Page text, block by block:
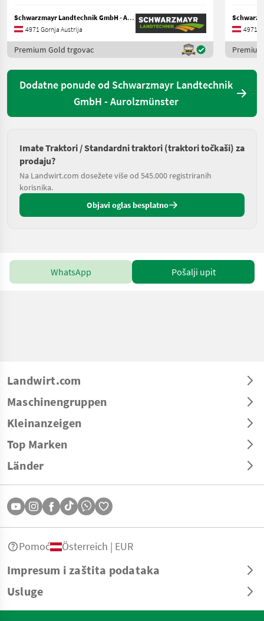
Schwarzmayr Landtechnik GmbH - Aurolzmünster
4971 Gornja Austrija
Premium Gold trgovac
4971
Dodatne ponude od Schwarzmayr Landtechnik
GmbH - Aurolzmünster
Imate Traktori / Standardni traktori (traktori točkaši) za
prodaju?
Na Landwirt.com dosežete više od 545.000 registriranih
korisnika.
Objavi oglas besplatno
WhatsApp Pošalji upit
Landwirt.com
Maschinengruppen
Kleinanzeigen
Top Marken
Länder
Impresum i zaštita podataka
Usluge
Pomoć Österreich | EUR